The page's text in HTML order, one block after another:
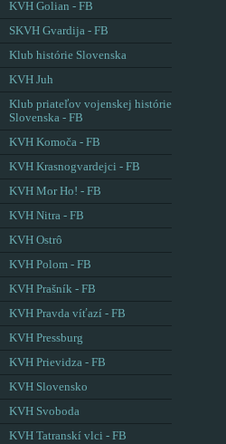
KVH Golian - FB
SKVH Gvardija - FB
Klub histórie Slovenska
KVH Juh
Klub priateľov vojenskej histórie
Slovenska - FB
KVH Komoča - FB
KVH Krasnogvardejci - FB
KVH Mor Ho! - FB
KVH Nitra - FB
KVH Ostrô
KVH Polom - FB
KVH Prašník - FB
KVH Pravda víťazí - FB
KVH Pressburg
KVH Prievidza - FB
KVH Slovensko
KVH Svoboda
KVH Tatranskí vlci - FB